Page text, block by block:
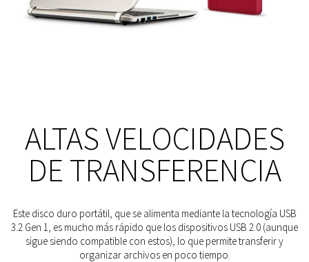
ALTAS VELOCIDADES
DE TRANSFERENCIA
Este disco duro portátil, que se alimenta mediante la tecnología USB
3.2 Gen 1, es mucho más rápido que los dispositivos USB 2.0 (aunque
sigue siendo compatible con estos), lo que permite transferir y
organizar archivos en poco tiempo.